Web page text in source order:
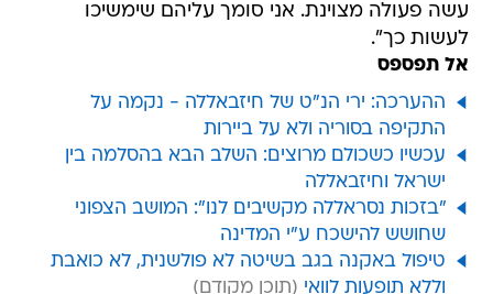
עשה פעולה מצוינת. אני סומך עליהם שימשיכו
לעשות כך".
אל תפספס
ההערכה: ירי הנ"ט של חיזבאללה - נקמה על
התקיפה בסוריה ולא על ביירות
עכשיו כשכולם מרוצים: השלב הבא בהסלמה בין
ישראל וחיזבאללה
"בזכות נסראללה מקשיבים לנו": המושב הצפוני
שחושש להישכח ע"י המדינה
טיפול באקנה בגב בשיטה לא פולשנית, לא כואבת
וללא תופעות לוואי